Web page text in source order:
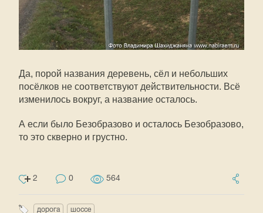
Да, порой названия деревень, сёл и небольших
посёлков не соответствуют действительности. Всё
изменилось вокруг, а название осталось.
А если было Безобразово и осталось Безобразово,
то это скверно и грустно.
2 0 564
дорога шоссе